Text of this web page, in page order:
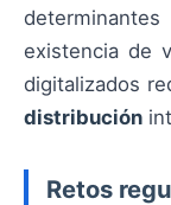
existencia de
digitalizados
distribución
Retos